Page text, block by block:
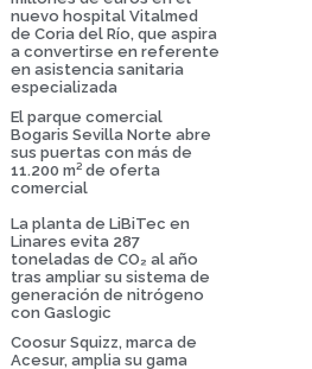
nuevo hospital Vitalmed
de Coria del Río, que aspira
a convertirse en referente
en asistencia sanitaria
especializada
El parque comercial
Bogaris Sevilla Norte abre
sus puertas con más de
11.200 m² de oferta
comercial
La planta de LiBiTec en
Linares evita 287
toneladas de CO₂ al año
tras ampliar su sistema de
generación de nitrógeno
con Gaslogic
Coosur Squizz, marca de
Acesur, amplia su gama